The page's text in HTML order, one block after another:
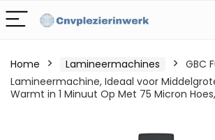
Home Lamineermachines
GBC
Lamineermachine, Ideaal voor
Warmt in 1 Minuut Op Met 75 Micron